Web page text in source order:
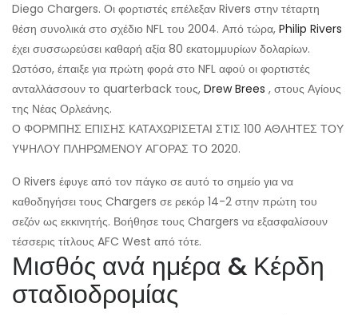
Diego Chargers. Οι φορτιστές επέλεξαν Rivers στην τέταρτη
θέση συνολικά στο σχέδιο NFL του 2004. Από τώρα, Philip Rivers
έχει συσσωρεύσει καθαρή αξία 80 εκατομμυρίων δολαρίων.
Ωστόσο, έπαιξε για πρώτη φορά στο NFL αφού οι φορτιστές
ανταλλάσσουν το quarterback τους, Drew Brees , στους Αγίους
της Νέας Ορλεάνης.
Ο ΦΟΡΜΠΗΣ ΕΠΙΣΗΣ ΚΑΤΑΧΩΡΙΣΕΤΑΙ ΣΤΙΣ 100 ΑΘΛΗΤΕΣ ΤΟΥ
ΥΨΗΛΟΥ ΠΛΗΡΩΜΕΝΟΥ ΑΓΟΡΑΣ ΤΟ 2020.
Ο Rivers έφυγε από τον πάγκο σε αυτό το σημείο για να
καθοδηγήσει τους Chargers σε ρεκόρ 14-2 στην πρώτη του
σεζόν ως εκκινητής. Βοήθησε τους Chargers να εξασφαλίσουν
τέσσερις τίτλους AFC West από τότε.
Μισθός ανά ημέρα & Κέρδη
σταδιοδρομίας